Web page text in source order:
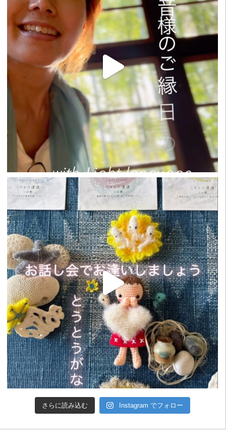
さらに読み込む Instagram でフォロー